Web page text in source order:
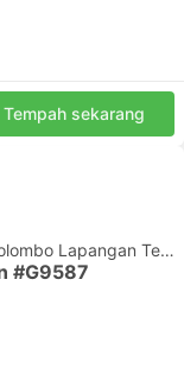
Tempah sekarang
CMB Lapangan Terbang Bandaranaike, Colombo Lapangan Terbang
#G9587